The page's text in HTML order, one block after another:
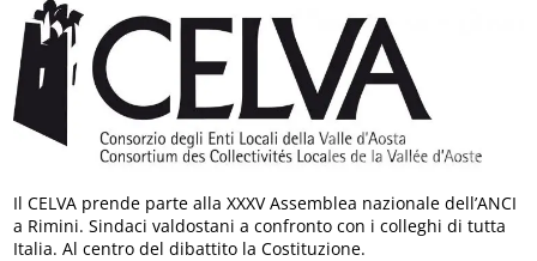
Il CELVA prende parte alla XXXV Assemblea nazionale dell’ANCI
a Rimini. Sindaci valdostani a confronto con i colleghi di tutta
Italia. Al centro del dibattito la Costituzione.